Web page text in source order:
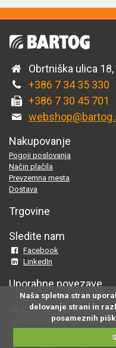
Obrtniška ulica
+386 7 34 35 330
+386 7 30 45 701
Nakupovanje
Pogoji poslovanja
Način plačila
Prevzemna mesta
Dostava
Trgovine
Sledite nam
Facebook
LinkedIn
Uporabne povezave
© 2015 - 2025 Spletna
se trudimo objavljati samo
ponudbi; če na naši strani
informacije, nam to prosimo
Naša spletna stran
delovanje strani in
posameznih